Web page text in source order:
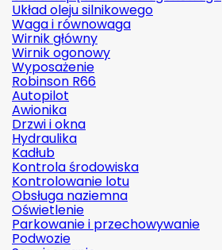
Układ oleju silnikowego
Waga i równowaga
Wirnik główny
Wirnik ogonowy
Wyposażenie
Robinson R66
Autopilot
Awionika
Drzwi i okna
Hydraulika
Kadłub
Kontrola środowiska
Kontrolowanie lotu
Obsługa naziemna
Oświetlenie
Parkowanie i przechowywanie
Podwozie